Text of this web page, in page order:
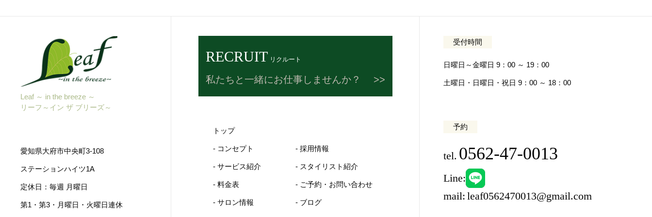
Leaf ～ in the breeze ～
リーフ～イン ザ ブリーズ～
愛知県大府市中央町3-108
ステーションハイツ1A
定休日：毎週 月曜日
第1・第3・月曜日・火曜日連休
RECRUIT リクルート
私たちと一緒にお仕事しませんか？
トップ
- コンセプト
- サービス紹介
- 料金表
- サロン情報
- 採用情報
- スタイリスト紹介
- ご予約・お問い合わせ
- ブログ
受付時間
日曜日～金曜日 9：00 ～ 19：00
土曜日・日曜日・祝日 9：00 ～ 18：00
予約
tel. 0562-47-0013
Line:
mail: leaf0562470013@gmail.com